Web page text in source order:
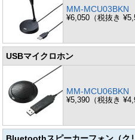
MM-MCU03BKN
¥6,050（税抜き
USBマイクロホン
MM-MCU06BKN
¥5,390（税抜き
Bluetoothスピーカーフォン（ク